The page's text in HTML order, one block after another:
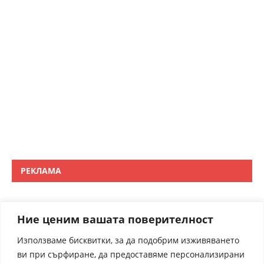
Ние ценим вашата поверителност
Използваме бисквитки, за да подобрим изживяването
ви при сърфиране, да предоставяме персонализирани
РЕКЛАМА